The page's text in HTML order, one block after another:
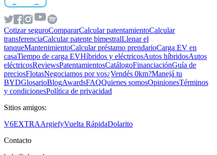
Cotizar seguroCompararCalcular patentamientoCalcular
transferenciaCalcular patente bimestralLlenar el
tanqueMantenimientoCalcular préstamo prendarioCarga EV en
casaTiempo de carga EVHíbridos y eléctricosAutos híbridosAutos
eléctricosReviewsPatentamientosCatálogoFinanciaciónGuía de
preciosFlotasNegociamos por vos¿Vendés 0km?Manejá tu
BYDGlosarioBlogAwardsFAQQuienes somosOpinionesTérminos
y condicionesPolítica de privacidad
Sitios amigos:
V6EXTRAArgiefyVuelta RápidaDolarito
Contacto